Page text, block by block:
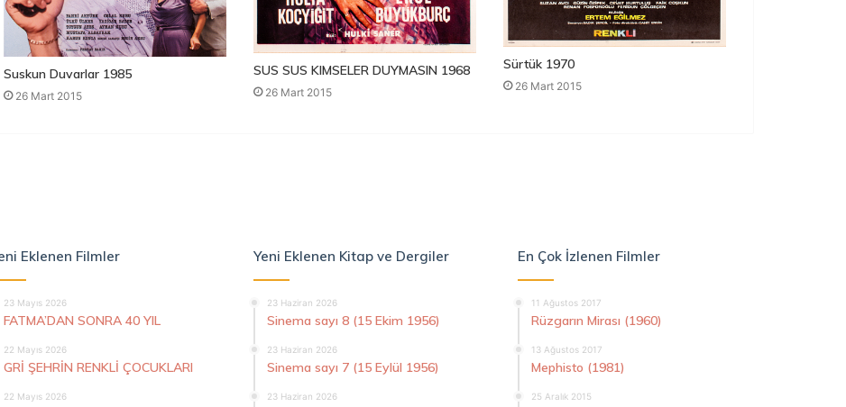
Suskun Duvarlar 1985
26 Mart 2015
SUS SUS KIMSELER DUYMASIN 1968
26 Mart 2015
Sürtük 1970
26 Mart 2015
Eklenen Filmler
23 Mayıs 2026
FATMA’DAN SONRA 40 YIL
22 Mayıs 2026
GRİ ŞEHRİN RENKLİ ÇOCUKLARI
22 Mayıs 2026
Yeni Eklenen Kitap ve Dergiler
23 Haziran 2026
Sinema sayı 8 (15 Ekim 1956)
23 Haziran 2026
Sinema sayı 7 (15 Eylül 1956)
23 Haziran 2026
En Çok İzlenen Filmler
11 Ağustos 2017
Rüzgarın Mirası (1960)
13 Ağustos 2017
Mephisto (1981)
25 Aralık 2015